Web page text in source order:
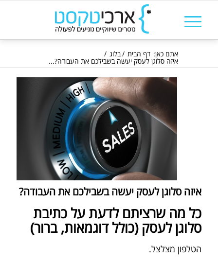
אתם כאן: דף הבית /בלוג /
איזה סלוגן לעסק יעשה בשבילכם את העבודה?...
איזה סלוגן לעסק יעשה בשבילכם את העבודה?
כל מה שרציתם לדעת על כתיבת
סלוגן לעסק (כולל דוגמאות, ברור)
הטלפון מצלצל.